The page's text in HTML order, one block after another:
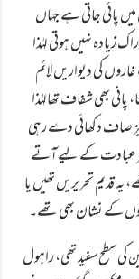
پائی جاتی ہے جہاں
زیادہ نہیں ہوتی لہٰذا
غاروں کی دیواریں لائم
بھی شفاف تھالہٰذا
چیز صاف دکھائی دے رہی
پھر عبادت کے لیے آتے
قدیم تحریریں تھیں یا
کے نشان بھی تھے۔
کی سطح سفید تھی، راہول